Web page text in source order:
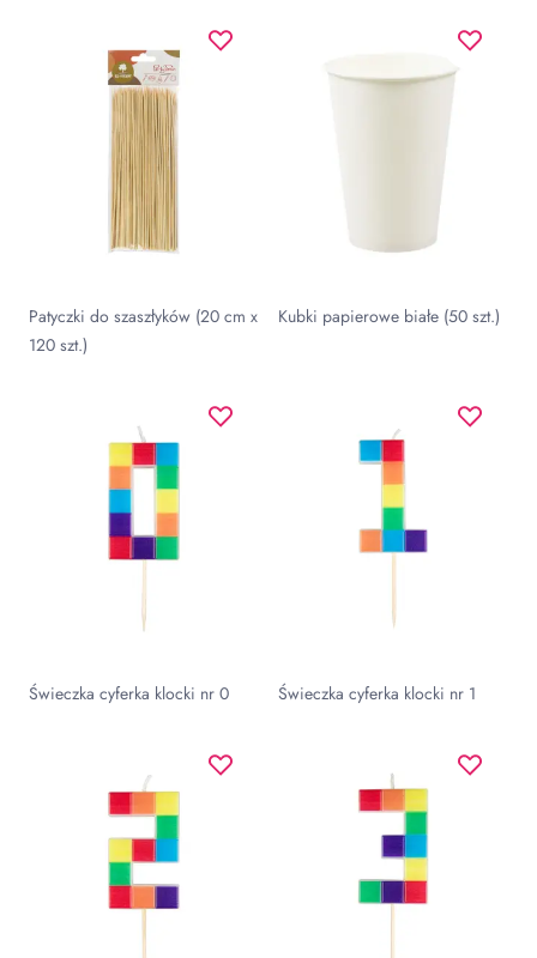
Patyczki do szaszłyków (20 cm x
120 szt.)
Kubki papierowe białe (50 szt.)
Świeczka cyferka klocki nr 0 Świeczka cyferka klocki nr 1